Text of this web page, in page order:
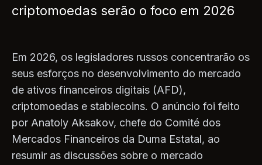
criptomoedas serão o foco em 2026
Em 2026, os legisladores russos concentrarão os
seus esforços no desenvolvimento do mercado
de ativos financeiros digitais (AFD),
criptomoedas e stablecoins. O anúncio foi feito
por Anatoly Aksakov, chefe do Comité dos
Mercados Financeiros da Duma Estatal, ao
resumir as discussões sobre o mercado